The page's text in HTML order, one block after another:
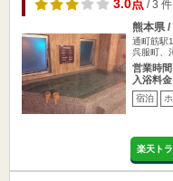
3.0点/ 3 件
熊本県
通町筋駅
呉服町、
営業時間
入浴料金
宿泊
楽天ト